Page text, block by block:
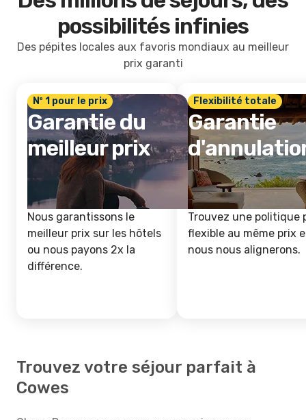
possibilités infinies
Des pépites locales aux favoris mondiaux au meilleur
prix garanti
Nº 1 pour le prix
Garantie du
meilleur prix
Nous garantissons le
meilleur prix sur les hôtels
ou nous payons 2x la
différence.
Flexibilité totale
Garantie
Trouvez une politique
flexible au même prix
nous nous alignerons.
Trouvez votre séjour parfait à
Cowes